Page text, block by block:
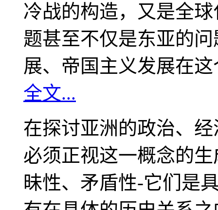
冷战的构造，又是全
题甚至不仅是东亚的
展、帝国主义发展在
全文...
在探讨亚洲的政治、
必须正视这一概念的
昧性、矛盾性-它们是